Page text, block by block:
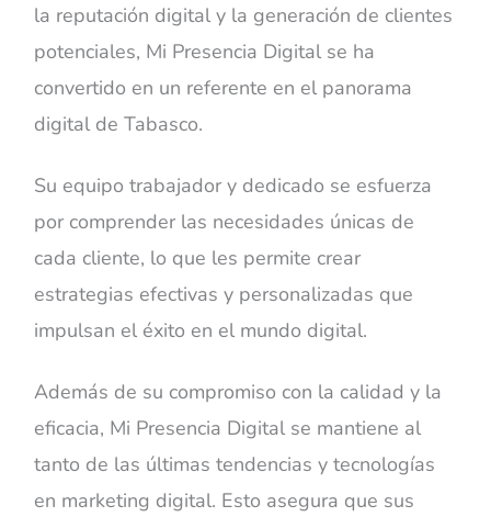
la reputación digital y la generación de clientes
potenciales, Mi Presencia Digital se ha
convertido en un referente en el panorama
digital de Tabasco.
Su equipo trabajador y dedicado se esfuerza
por comprender las necesidades únicas de
cada cliente, lo que les permite crear
estrategias efectivas y personalizadas que
impulsan el éxito en el mundo digital.
Además de su compromiso con la calidad y la
eficacia, Mi Presencia Digital se mantiene al
tanto de las últimas tendencias y tecnologías
en marketing digital. Esto asegura que sus